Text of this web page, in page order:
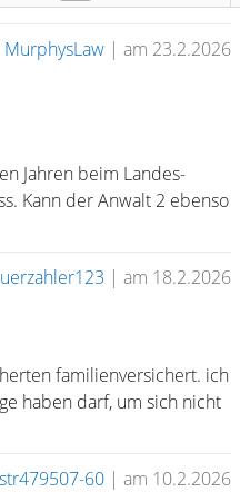
MurphysLaw | am 23.2.2026
Jahren beim Landes-
Kann der Anwalt 2 ebenso
| am 18.2.2026
familienversichert. ich
haben darf, um sich nicht
str479507-60 | am 10.2.2026